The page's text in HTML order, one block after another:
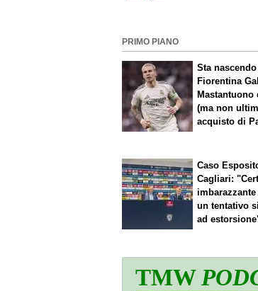
PRIMO PIANO
Sta
Fiorentina
Mastantuono
(ma non
acquisto di
Caso
Cagliari:
un tentativo
ad
TMW